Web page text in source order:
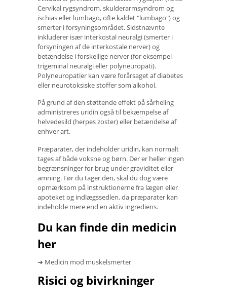
Cervikal rygsyndrom, skulderarmsyndrom og
ischias eller lumbago, ofte kaldet "lumbago") og
smerter i forsyningsområdet. Sidstnævnte
inkluderer især interkostal neuralgi (smerter i
forsyningen af ​​de interkostale nerver) og
betændelse i forskellige nerver (for eksempel
trigeminal neuralgi eller polyneuropati).
Polyneuropatier kan være forårsaget af diabetes
eller neurotoksiske stoffer som alkohol.
På grund af den støttende effekt på sårheling
administreres uridin også til bekæmpelse af
helvedesild (herpes zoster) eller betændelse af
enhver art.
Præparater, der indeholder uridin, kan normalt
tages af både voksne og børn. Der er heller ingen
begrænsninger for brug under graviditet eller
amning. Før du tager den, skal du dog være
opmærksom på instruktionerne fra lægen eller
apoteket og indlægssedlen, da præparater kan
indeholde mere end en aktiv ingrediens.
Du kan finde din medicin
her
➔ Medicin mod muskelsmerter
Risici og bivirkninger